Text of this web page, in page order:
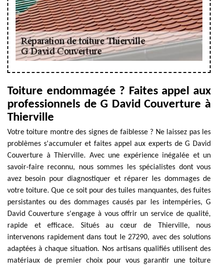
Toiture endommagée ? Faites appel aux
professionnels de G David Couverture à
Thierville
Votre toiture montre des signes de faiblesse ? Ne laissez pas les
problèmes s'accumuler et faites appel aux experts de G David
Couverture à Thierville. Avec une expérience inégalée et un
savoir-faire reconnu, nous sommes les spécialistes dont vous
avez besoin pour diagnostiquer et réparer les dommages de
votre toiture. Que ce soit pour des tuiles manquantes, des fuites
persistantes ou des dommages causés par les intempéries, G
David Couverture s'engage à vous offrir un service de qualité,
rapide et efficace. Situés au cœur de Thierville, nous
intervenons rapidement dans tout le 27290, avec des solutions
adaptées à chaque situation. Nos artisans qualifiés utilisent des
matériaux de premier choix pour vous garantir une toiture